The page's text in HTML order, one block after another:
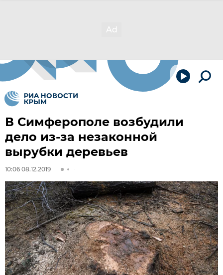
В Симферополе возбудили
дело из-за незаконной
вырубки деревьев
10:06 08.12.2019